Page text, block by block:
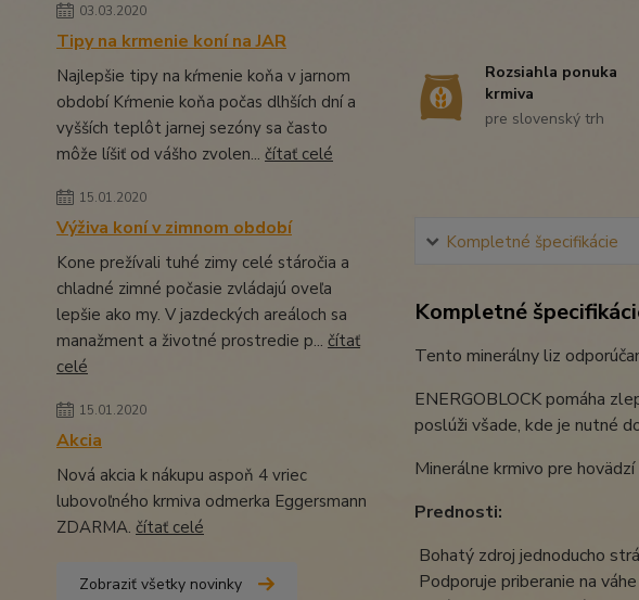
03.03.2020
Tipy na krmenie koní na JAR
Najlepšie tipy na kŕmenie koňa v jarnom
období Kŕmenie koňa počas dlhších dní a
vyšších teplôt jarnej sezóny sa často
môže líšiť od vášho zvolen... čítať celé
15.01.2020
Výživa koní v zimnom období
Kone prežívali tuhé zimy celé stáročia a
chladné zimné počasie zvládajú oveľa
lepšie ako my. V jazdeckých areáloch sa
manažment a životné prostredie p... čítať
celé
15.01.2020
Akcia
Nová akcia k nákupu aspoň 4 vriec
lubovoľného krmiva odmerka Eggersmann
ZDARMA. čítať celé
Zobraziť všetky novinky
Rozsiahla ponuka
krmiva
pre slovenský trh
Kompletné špecifikácie
Kompletné
Tento minerálny liz
ENERGOBLOCK pomáha
poslúži všade, kde je nutné
Minerálne krmivo pre
Prednosti:
Bohatý zdroj jednoducho
Podporuje priberanie na váhe